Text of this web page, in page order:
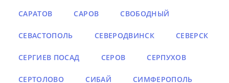
САРАТОВ САРОВ СВОБОДНЫЙ
СЕВАСТОПОЛЬ СЕВЕРОДВИНСК СЕВЕРСК
СЕРГИЕВ ПОСАД СЕРОВ СЕРПУХОВ
СЕРТОЛОВО СИБАЙ СИМФЕРОПОЛЬ